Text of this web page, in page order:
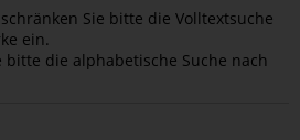
Sie bitte die Volltextsuche
ein.
die alphabetische Suche nach